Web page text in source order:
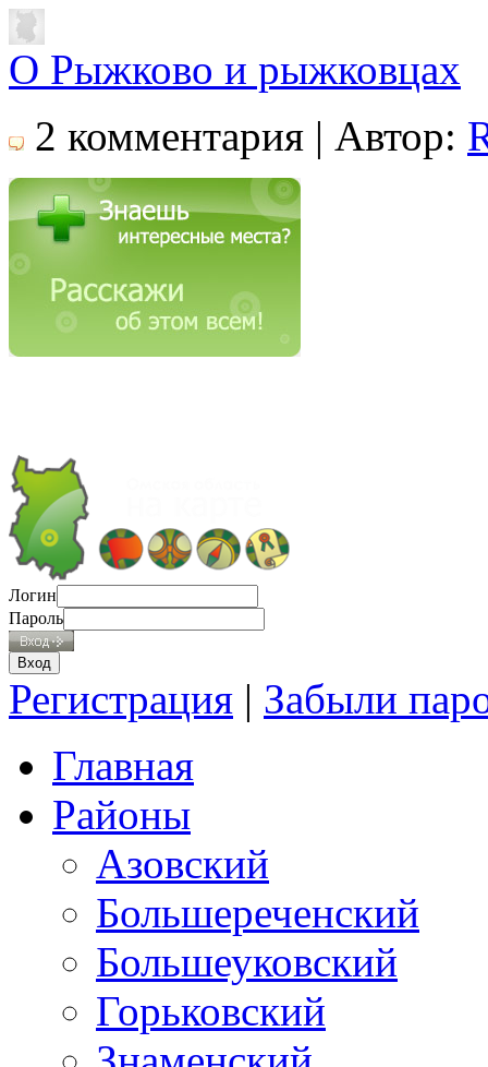
О Рыжково и рыжковцах
2 комментария | Автор:
Логин
Пароль
Регистрация | Забыли
Главная
Районы
Азовский
Большереченский
Большеуковский
Горьковский